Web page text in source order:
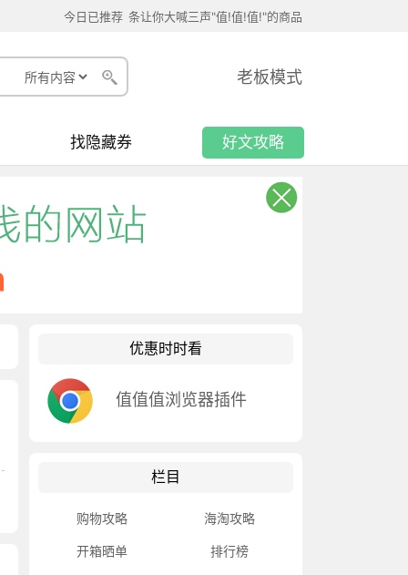
今日已推荐 条让你大喊三声"值!值!值!"的商品
老板模式
找隐藏券 好文攻略
优惠时时看
值值值浏览器插件
栏目
购物攻略 海淘攻略
开箱晒单 排行榜